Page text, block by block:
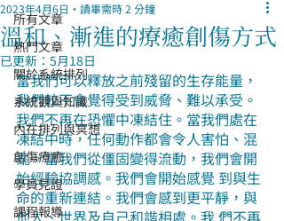
所有文章
熱門文章
關於系統排列
系統觀與知識
內在排列與冥想
創傷療癒
學員見證
課程報導
溫和、漸進的療癒創傷方式
2023年4月6日 讀畢需時 2 分鐘
已更新： 5月18日
當我們可以釋放之前殘留的生存能量，
我們較不會覺得受到威脅、難以承受。
我們不再在恐懼中凍結住。當我們處在
凍結中時，任何動作都會令人害怕、混
亂。當我們從僵固變得流動，我們會開
始經驗協調感。我們會開始感覺 到與生
命的重新連結。我們會感到更平靜，與
他人、世界及自己和諧相處。我 們不再